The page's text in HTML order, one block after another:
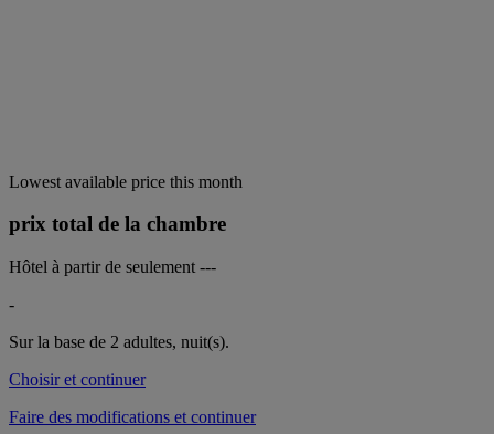
Lowest available price this month
prix total de la chambre
Hôtel à partir de seulement ---
-
Sur la base de 2 adultes, nuit(s).
Choisir et continuer
Faire des modifications et continuer